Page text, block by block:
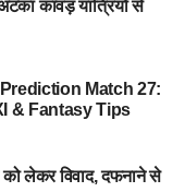
कांवड़ यात्रियों से
Match 27:
& Fantasy Tips
को लेकर विवाद, दफनाने से